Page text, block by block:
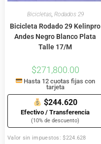
Bicicletas, Rodados 29
Bicicleta Rodado 29 Kelinpro
Andes Negro Blanco Plata
Talle 17/M
$271,800.00
Hasta 12 cuotas fijas con
tarjeta
$244.620
Efectivo / Transferencia
(10% de descuento)
Valor sin impuestos: $224.628